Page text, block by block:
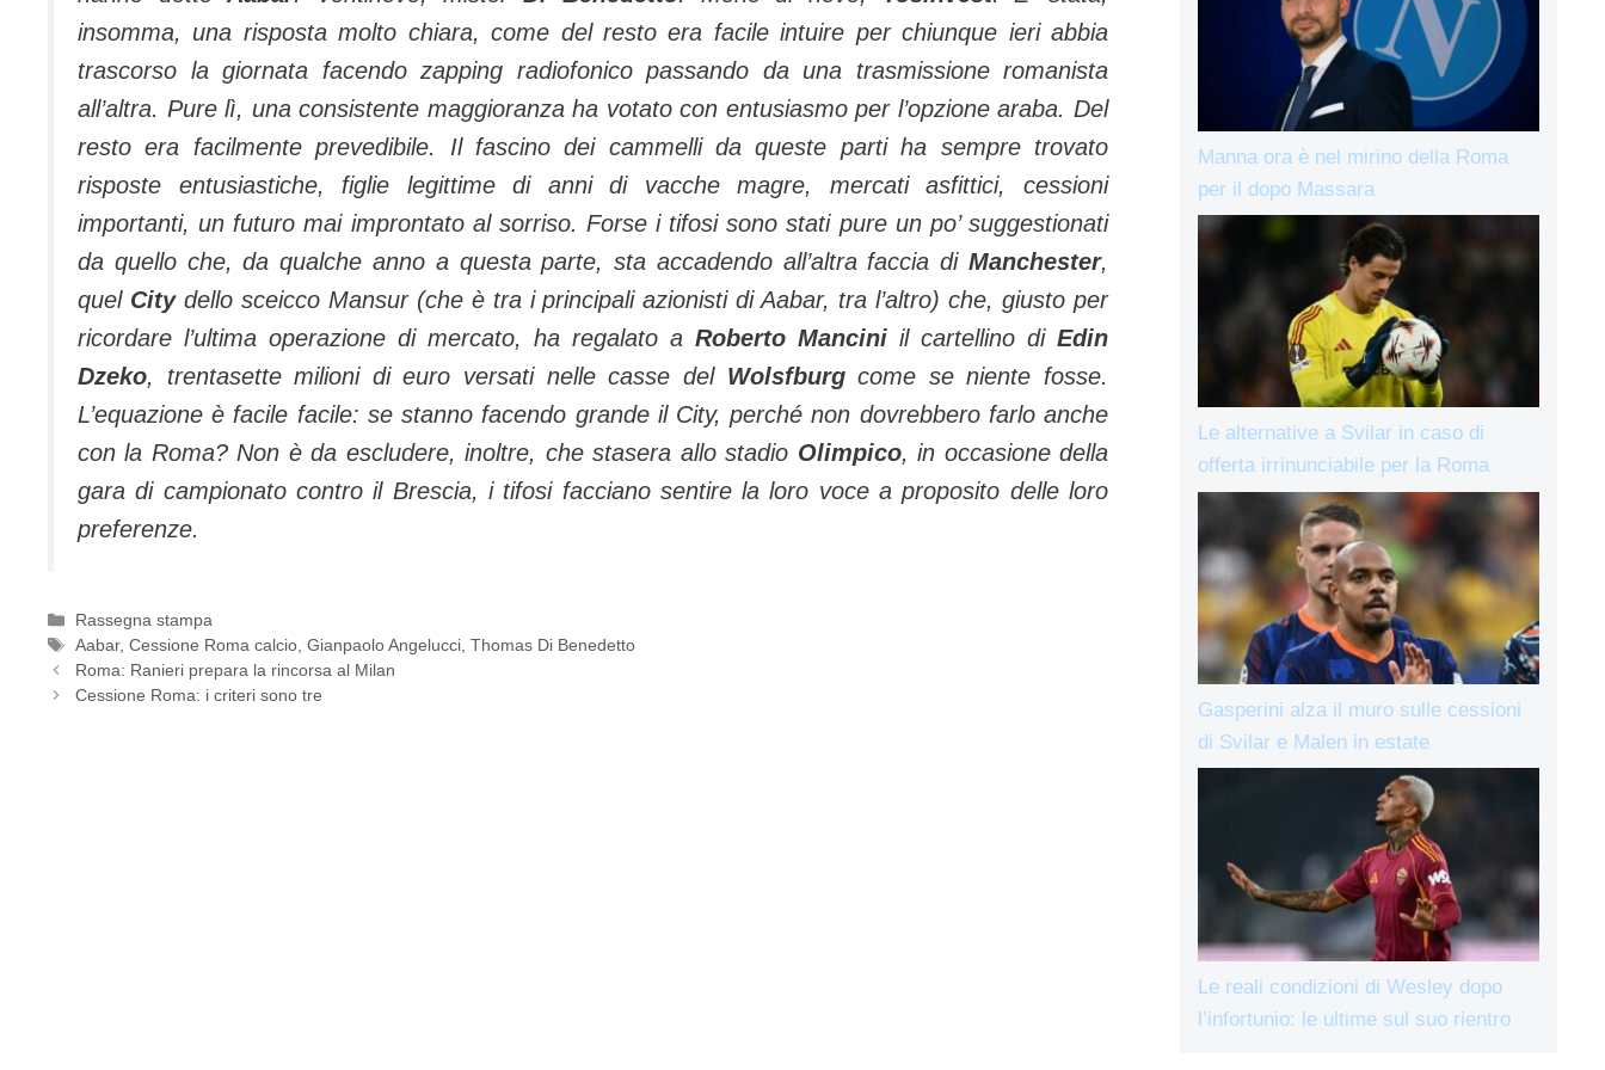
insomma, una risposta molto chiara, come del resto era facile intuire per chiunque ieri abbia
trascorso la giornata facendo zapping radiofonico passando da una tra­smissione romanista
all’altra. Pure lì, una consistente maggio­ranza ha votato con entusiasmo per l’op­zione araba. Del
resto era facilmente prevedibile. Il fascino dei cammelli da queste parti ha sempre trovato
risposte entusiastiche, figlie legitti­me di anni di vacche magre, merca­ti asfittici, cessioni
importanti, un futuro mai impronta­to al sorriso. Forse i tifosi sono stati pure un po’ suggestionati
da quello che, da qualche anno a que­sta parte, sta acca­dendo all’altra faccia di Manchester,
quel City dello sceicco Mansur (che è tra i principali azio­nisti di Aabar, tra l’altro) che, giusto per
ricordare l’ultima operazione di mercato, ha regalato a Roberto Mancini il cartellino di Edin
Dzeko, trentasette milioni di euro versati nelle casse del Wolsfburgcome se niente fosse.
L’equazione è facile fa­cile: se stanno facendo grande il Ci­ty, perché non dovrebbero farlo an­che
con la Roma? Non è da esclude­re, inoltre, che stasera allo stadio Olimpico, in occasione della
gara di campionato contro il Brescia, i tifo­si facciano sentire la loro voce a proposito delle loro
preferenze.
Categorie
Rassegna stampa
Tag
Aabar,Cessione Roma calcio,Gianpaolo Angelucci,Thomas Di Benedetto
Roma: Ranieri prepara la rincorsa al Milan
Cessione Roma: i criteri sono tre
Manna ora è nel mirino della Roma
per il dopo Massara
Le alternative a Svilar in caso di
offerta irrinunciabile per la Roma
Gasperini alza il muro sulle cessioni
di Svilar e Malen in estate
Le reali condizioni di Wesley dopo
l’infortunio: le ultime sul suo rientro